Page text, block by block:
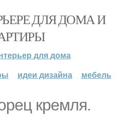
ДЛЯ ДОМА И
для дома
идеи дизайна мебель
кремля.